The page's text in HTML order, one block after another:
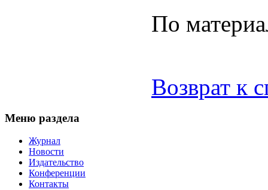
По
Возврат к
Меню раздела
Журнал
Новости
Издательство
Конференции
Контакты